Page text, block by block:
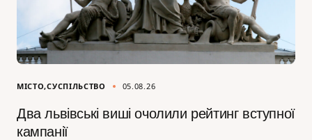
МІСТО СУСПІЛЬСТВО 05.08.26
Два львівські виші очолили рейтинг вступної
кампанії